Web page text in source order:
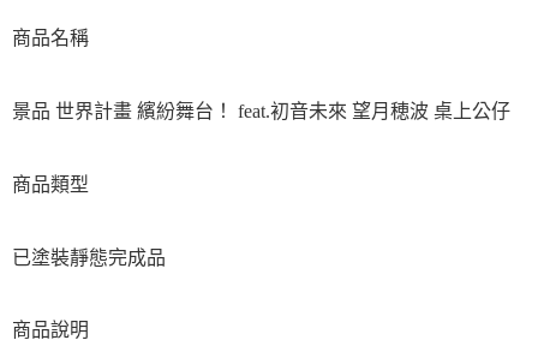
商品名稱
景品 世界計畫 繽紛舞台！ feat.初音未來 望月穂波 桌上公仔
商品類型
已塗裝靜態完成品
商品說明